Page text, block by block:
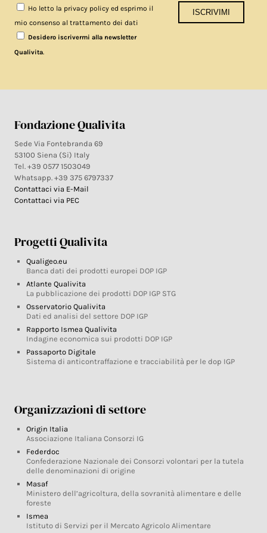
Ho letto la privacy policy ed esprimo il
mio consenso al trattamento dei dati
Desidero iscrivermi alla newsletter
Qualivita
Fondazione Qualivita
Sede Via Fontebranda 69
53100 Siena (Si) Italy
Tel. +39 0577 1503049
Whatsapp. +39 375 6797337
Contattaci via E-Mail
Contattaci via PEC
Progetti Qualivita
Qualigeo.eu
Banca dati dei prodotti europei DOP IGP
Atlante Qualivita
La pubblicazione dei prodotti DOP IGP STG
Osservatorio Qualivita
Dati ed analisi del settore DOP IGP
Rapporto Ismea Qualivita
Indagine economica sui prodotti DOP IGP
Passaporto Digitale
Sistema di anticontraffazione e tracciabilità per le dop IGP
Organizzazioni di settore
Origin Italia
Associazione Italiana Consorzi IG
Federdoc
Confederazione Nazionale dei Consorzi volontari per la tutela
delle denominazioni di origine
Masaf
Ministero dell’agricoltura, della sovranità alimentare e delle
foreste
Ismea
Istituto di Servizi per il Mercato Agricolo Alimentare